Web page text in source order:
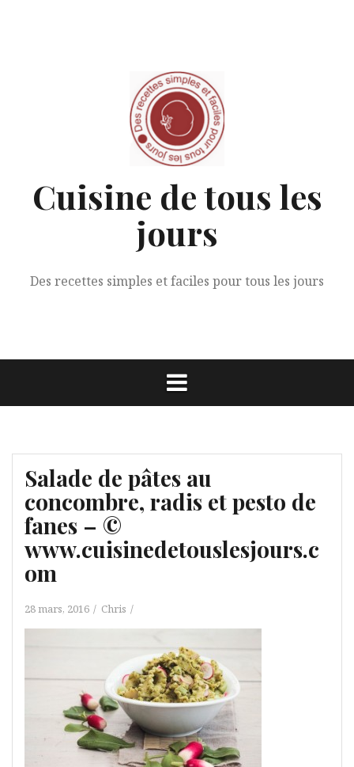
Cuisine de tous les
jours
Des recettes simples et faciles pour tous les jours
Salade de pâtes au
concombre, radis et pesto de
fanes – ©
www.cuisinedetouslesjours.c
om
28 mars, 2016 Chris